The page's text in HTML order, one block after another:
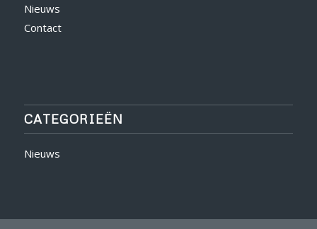
Nieuws
Contact
CATEGORIEËN
Nieuws